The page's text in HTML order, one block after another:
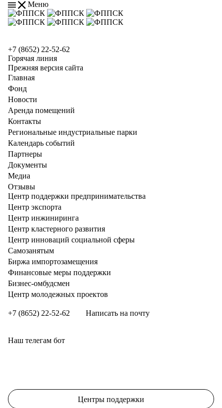
Меню
+7 (8652) 22-52-62
Горячая линия
Прежняя версия сайта
Главная
Фонд
Новости
Аренда помещений
Контакты
Региональные индустриальные парки
Календарь событий
Партнеры
Документы
Медиа
Отзывы
Центр поддержки предпринимательства
Центр экспорта
Центр инжиниринга
Центр кластерного развития
Центр инноваций социальной сферы
Cамозанятым
Биржа импортозамещения
Финансовые меры поддержки
Бизнес-омбудсмен
Центр молодежных проектов
+7 (8652) 22-52-62 Написать на почту
Наш телегам бот
Центры поддержки